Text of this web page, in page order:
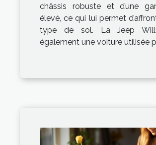
châssis robuste et d’une
élevé, ce qui lui permet
type de sol. La Jeep
également une voiture utilisée